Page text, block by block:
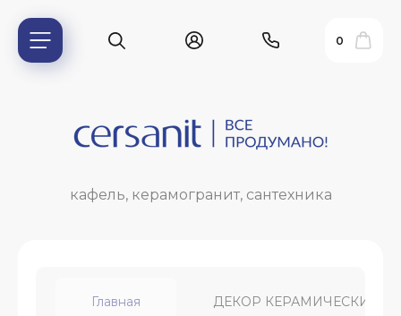
0
кафель, керамогранит, сантехника
Главная ДЕКОР КЕРАМИЧЕСКИЙ